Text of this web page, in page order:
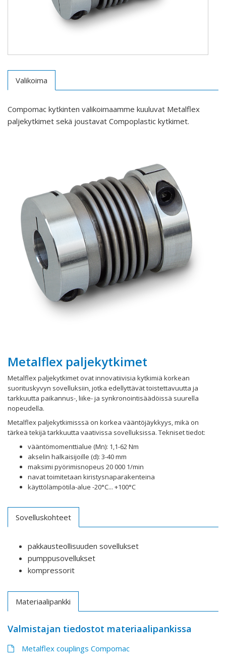
Valikoima
Compomac kytkinten valikoimaamme kuuluvat Metalflex
paljekytkimet sekä joustavat Compoplastic kytkimet.
Metalflex paljekytkimet
Metalflex paljekytkimet ovat innovatiivisia kytkimiä korkean
suorituskyvyn sovelluksiin, jotka edellyttävät toistettavuutta ja
tarkkuutta paikannus-, liike- ja synkronointisäädöissä suurella
nopeudella.
Metalflex paljekytkimisssä on korkea vääntöjäykkyys, mikä on
tärkeä tekijä tarkkuutta vaativissa sovelluksissa. Tekniset tiedot:
vääntömomenttialue (Mn): 1,1-62 Nm
akselin halkaisijoille (d): 3-40 mm
maksimi pyörimisnopeus 20 000 1/min
navat toimitetaan kiristysnaparakenteina
käyttölämpötila-alue -20°C... +100°C
Sovelluskohteet
pakkausteollisuuden sovellukset
pumppusovellukset
kompressorit
Materiaalipankki
Valmistajan tiedostot materiaalipankissa
Metalflex couplings Compomac